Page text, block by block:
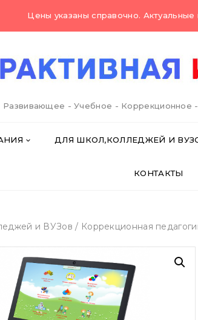
Цены указаны справочно. Актуальные
- Учебное - Коррекционное
ДЛЯ ШКОЛ,КОЛЛЕДЖЕЙ И
КОНТАКТЫ
и ВУЗов / Коррекционная